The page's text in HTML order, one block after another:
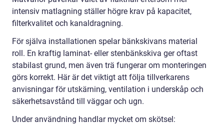
intensiv matlagning ställer högre krav på kapacitet,
filterkvalitet och kanaldragning.
För själva installationen spelar bänkskivans material
roll. En kraftig laminat- eller stenbänkskiva ger oftast
stabilast grund, men även trä fungerar om monteringen
görs korrekt. Här är det viktigt att följa tillverkarens
anvisningar för utskärning, ventilation i underskåp och
säkerhetsavstånd till väggar och ugn.
Under användning handlar mycket om skötsel: